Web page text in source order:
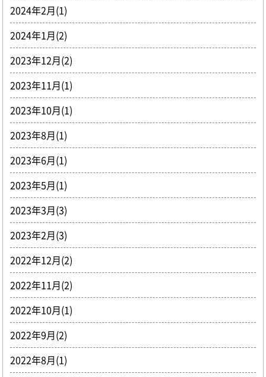
2024年2月(1)
2024年1月(2)
2023年12月(2)
2023年11月(1)
2023年10月(1)
2023年8月(1)
2023年6月(1)
2023年5月(1)
2023年3月(3)
2023年2月(3)
2022年12月(2)
2022年11月(2)
2022年10月(1)
2022年9月(2)
2022年8月(1)